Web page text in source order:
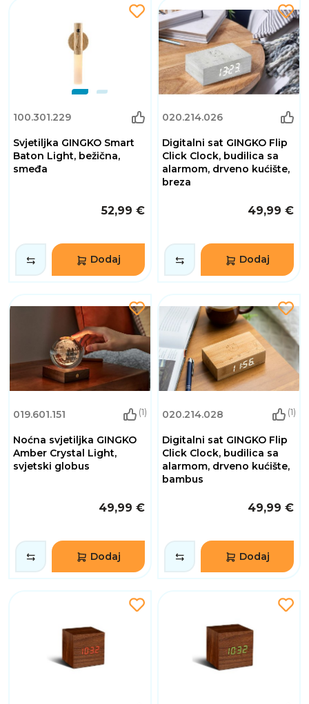
100.301.229
Svjetiljka GINGKO Smart
Baton Light, bežična,
smeđa
52,99 €
Dodaj
020.214.026
Digitalni sat GINGKO Flip
Click Clock, budilica sa
alarmom, drveno kućište,
breza
49,99 €
Dodaj
019.601.151 (1)
Noćna svjetiljka GINGKO
Amber Crystal Light,
svjetski globus
49,99 €
Dodaj
020.214.028 (1)
Digitalni sat GINGKO Flip
Click Clock, budilica sa
alarmom, drveno kućište,
bambus
49,99 €
Dodaj